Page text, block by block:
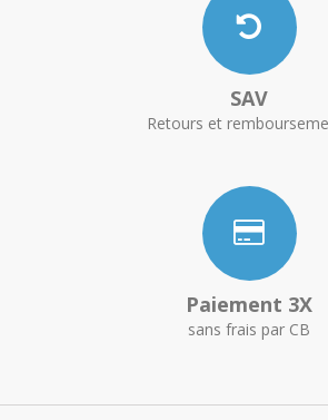
SAV
Retours et
Paiement 3X
sans frais par CB